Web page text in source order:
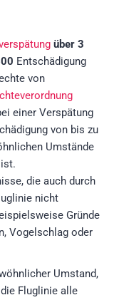
über 3
Entschädigung
von
einer Verspätung
von bis zu
Umstände
die auch durch
nicht
Gründe
Vogelschlag oder
Umstand,
Fluglinie alle